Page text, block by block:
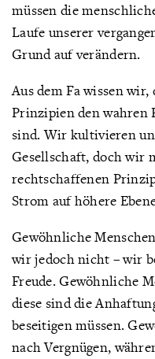
müssen die
Laufe unserer
Grund auf verändern.
Aus dem Fa wissen
Prinzipien den wahren
sind. Wir kultivieren
Gesellschaft, doch wir
rechtschaffenen
Strom auf höhere
Gewöhnliche
wir jedoch nicht – wir
Freude. Gewöhnliche
diese sind die
beseitigen müssen.
nach Vergnügen,